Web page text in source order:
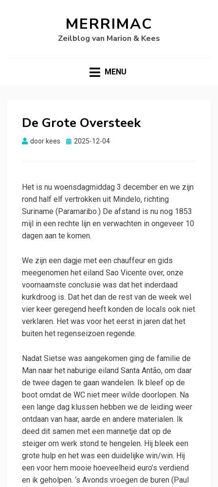
MERRIMAC
Zeilblog van Marion & Kees
MENU
De Grote Oversteek
door kees
Gepubliceerd
2025-12-04
Het is nu woensdagmiddag 3 december en we zijn
rond half elf vertrokken uit Mindelo, richting
Suriname (Paramaribo.) De afstand is nu nog 1853
mijl in een rechte lijn en verwachten in ongeveer 10
dagen aan te komen.
We zijn een dagje met een chauffeur en gids
meegenomen het eiland Sao Vicente over, onze
voornaamste conclusie was dat het inderdaad
kurkdroog is. Dat het dan de rest van de week wel
vier keer geregend heeft konden de locals ook niet
verklaren. Het was voor het eerst in jaren dat het
buiten het regenseizoen regende.
Nadat Sietse was aangekomen ging de familie de
Man naar het naburige eiland Santa Antão, om daar
de twee dagen te gaan wandelen. Ik bleef op de
boot omdat de WC niet meer wilde doorlopen. Na
een lange dag klussen hebben we de leiding weer
ontdaan van haar, aarde en andere materialen. Ik
deed dit samen met een mannetje dat op de
steiger om werk stond te hengelen. Hij bleek een
grote hulp en het was een duidelijke win/win. Hij
een voor hem mooie hoeveelheid euro’s verdiend
en ik geholpen. ‘s Avonds vroegen de buren (Paul